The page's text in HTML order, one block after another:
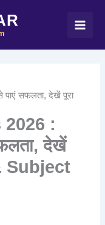
पाएं सफलता, देखें पूरा
:
देखें
Subject